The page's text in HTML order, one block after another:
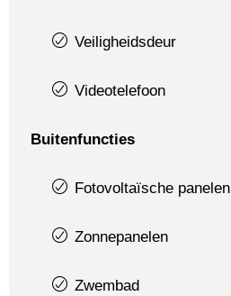
Veiligheidsdeur
Videotelefoon
Buitenfuncties
Fotovoltaïsche panelen
Zonnepanelen
Zwembad